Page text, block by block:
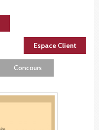
Espace Client
Concours